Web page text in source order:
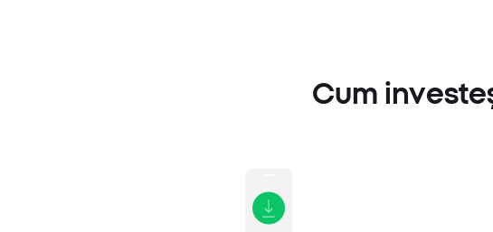
Cum